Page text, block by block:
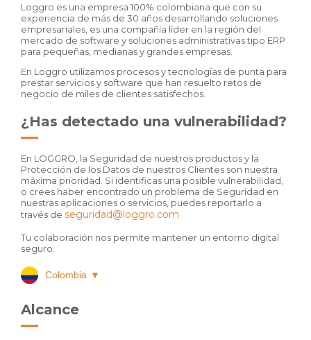
Loggro es una empresa 100% colombiana que con su
experiencia de más de 30 años desarrollando soluciones
empresariales, es una compañía líder en la región del
mercado de software y soluciones administrativas tipo ERP
para pequeñas, medianas y grandes empresas.
En Loggro utilizamos procesos y tecnologías de punta para
prestar servicios y software que han resuelto retos de
negocio de miles de clientes satisfechos.
¿Has detectado una vulnerabilidad?
En LOGGRO, la Seguridad de nuestros productos y la
Protección de los Datos de nuestros Clientes son nuestra
máxima prioridad. Si identificas una posible vulnerabilidad,
o crees haber encontrado un problema de Seguridad en
nuestras aplicaciones o servicios, puedes reportarlo a
través de seguridad@loggro.com
Tu colaboración nos permite mantener un entorno digital
seguro.
Colombia ▼
Alcance